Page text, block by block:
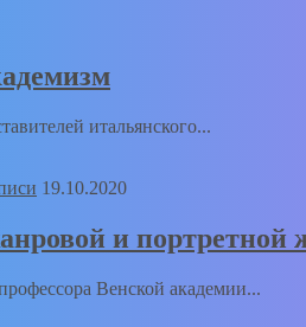
итальянского...
19.10.2020
и портретной
Венской академии...